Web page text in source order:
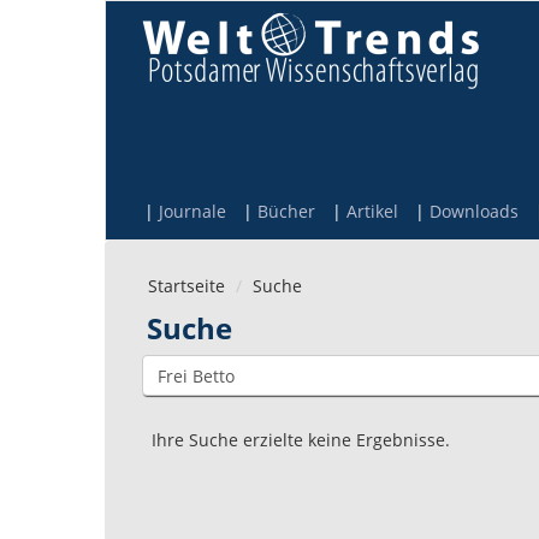
Journale Bücher Artikel Downloads
Startseite Suche
Suche
Ihre Suche erzielte keine Ergebnisse.